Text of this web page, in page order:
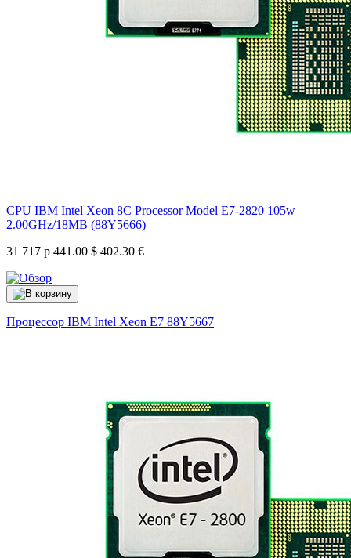
CPU IBM Intel Xeon 8C Processor Model E7-2820 105w
2.00GHz/18MB (88Y5666)
31 717 р 441.00 $ 402.30 €
Процессор IBM Intel Xeon E7 88Y5667